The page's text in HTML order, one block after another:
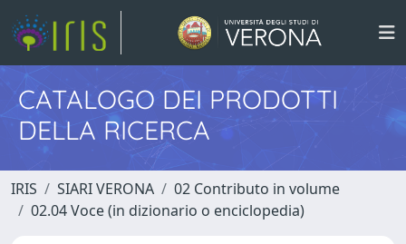
CATALOGO DEI PRODOTTI
DELLA RICERCA
IRIS SIARI VERONA
02 Contributo in volume
02.04 Voce (in dizionario o enciclopedia)